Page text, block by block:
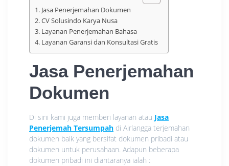
Jasa Penerjemahan Dokumen
CV Solusindo Karya Nusa
Layanan Penerjemahan Bahasa
Layanan Garansi dan Konsultasi Gratis
Jasa Penerjemahan
Dokumen
Di sini kami juga memberi layanan atau Jasa
Penerjemah Tersumpah di Airlangga terjemahan
dokumen baik yang bersifat dokumen pribadi atau
dokumen untuk perusahaan. Adapun beberapa
dokumen pribadi ini diantaranya ialah :